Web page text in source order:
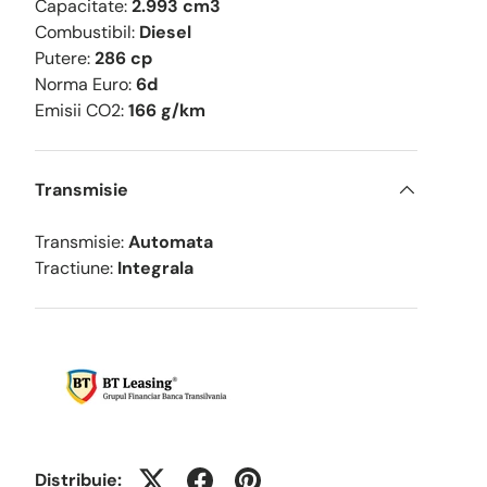
Capacitate:2.993 cm3
Combustibil: Diesel
Putere:286 cp
Norma Euro:6d
Emisii CO2:166 g/km
Transmisie
Transmisie:Automata
Tractiune: Integrala
Distribuie: